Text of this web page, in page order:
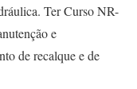
Ter Curso NR-
e
de recalque e de